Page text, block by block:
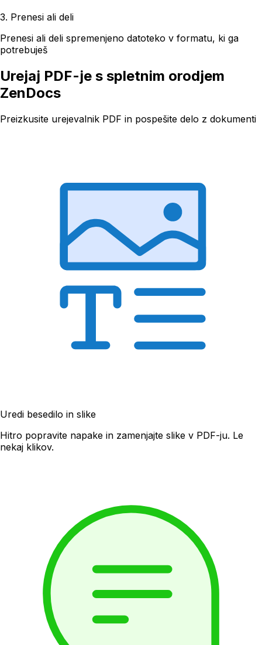
3. Prenesi ali deli
Prenesi ali deli spremenjeno datoteko v formatu, ki ga
potrebuješ
Urejaj PDF-je s spletnim orodjem
ZenDocs
Preizkusite urejevalnik PDF in pospešite delo z dokumenti
Uredi besedilo in slike
Hitro popravite napake in zamenjajte slike v PDF-ju. Le
nekaj klikov.